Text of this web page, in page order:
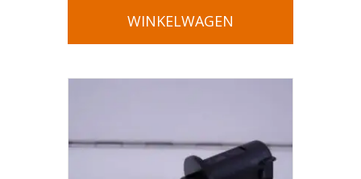
WINKELWAGEN